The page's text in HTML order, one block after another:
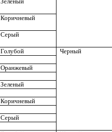
Коричневый
Серый
Голубой Черный
Оранжевый
Зеленый
Коричневый
Серый